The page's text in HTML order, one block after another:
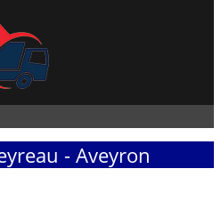
- Aveyron